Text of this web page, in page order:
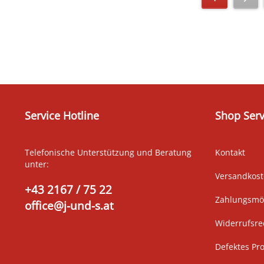
Service Hotline
Telefonische Unterstützung und Beratung
unter:
+43 2167 / 75 22
office@j-und-s.at
Shop
Kontakt
Defektes